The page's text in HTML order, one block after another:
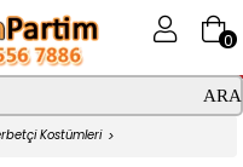
0
Kostümleri